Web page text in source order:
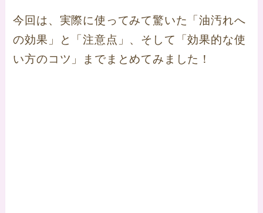
今回は、実際に使ってみて驚いた「油汚れへ
の効果」と「注意点」、そして「効果的な使
い方のコツ」までまとめてみました！